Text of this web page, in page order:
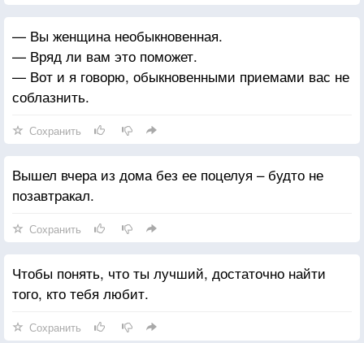
— Вы женщина необыкновенная.
— Вряд ли вам это поможет.
— Вот и я говорю, обыкновенными приемами вас не
соблазнить.
Сохранить
Вышел вчера из дома без ее поцелуя – будто не
позавтракал.
Сохранить
Чтобы понять, что ты лучший, достаточно найти
того, кто тебя любит.
Сохранить